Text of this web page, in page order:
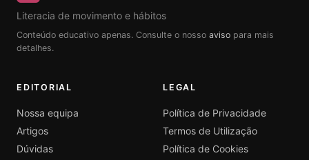
Literacia de movimento e hábitos
Conteúdo educativo apenas. Consulte o nosso aviso para mais
detalhes.
EDITORIAL
Nossa equipa
Artigos
Dúvidas
LEGAL
Política de Privacidade
Termos de Utilização
Política de Cookies